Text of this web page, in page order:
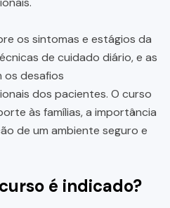
os sintomas e estágios da
de cuidado diário, e as
os desafios
dos pacientes. O curso
às famílias, a importância
de um ambiente seguro e
é indicado?